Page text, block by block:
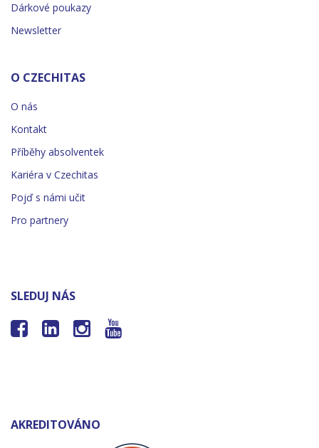
Dárkové poukazy
Newsletter
O CZECHITAS
O nás
Kontakt
Příběhy absolventek
Kariéra v Czechitas
Pojď s námi učit
Pro partnery
SLEDUJ NÁS
   
AKREDITOVÁNO